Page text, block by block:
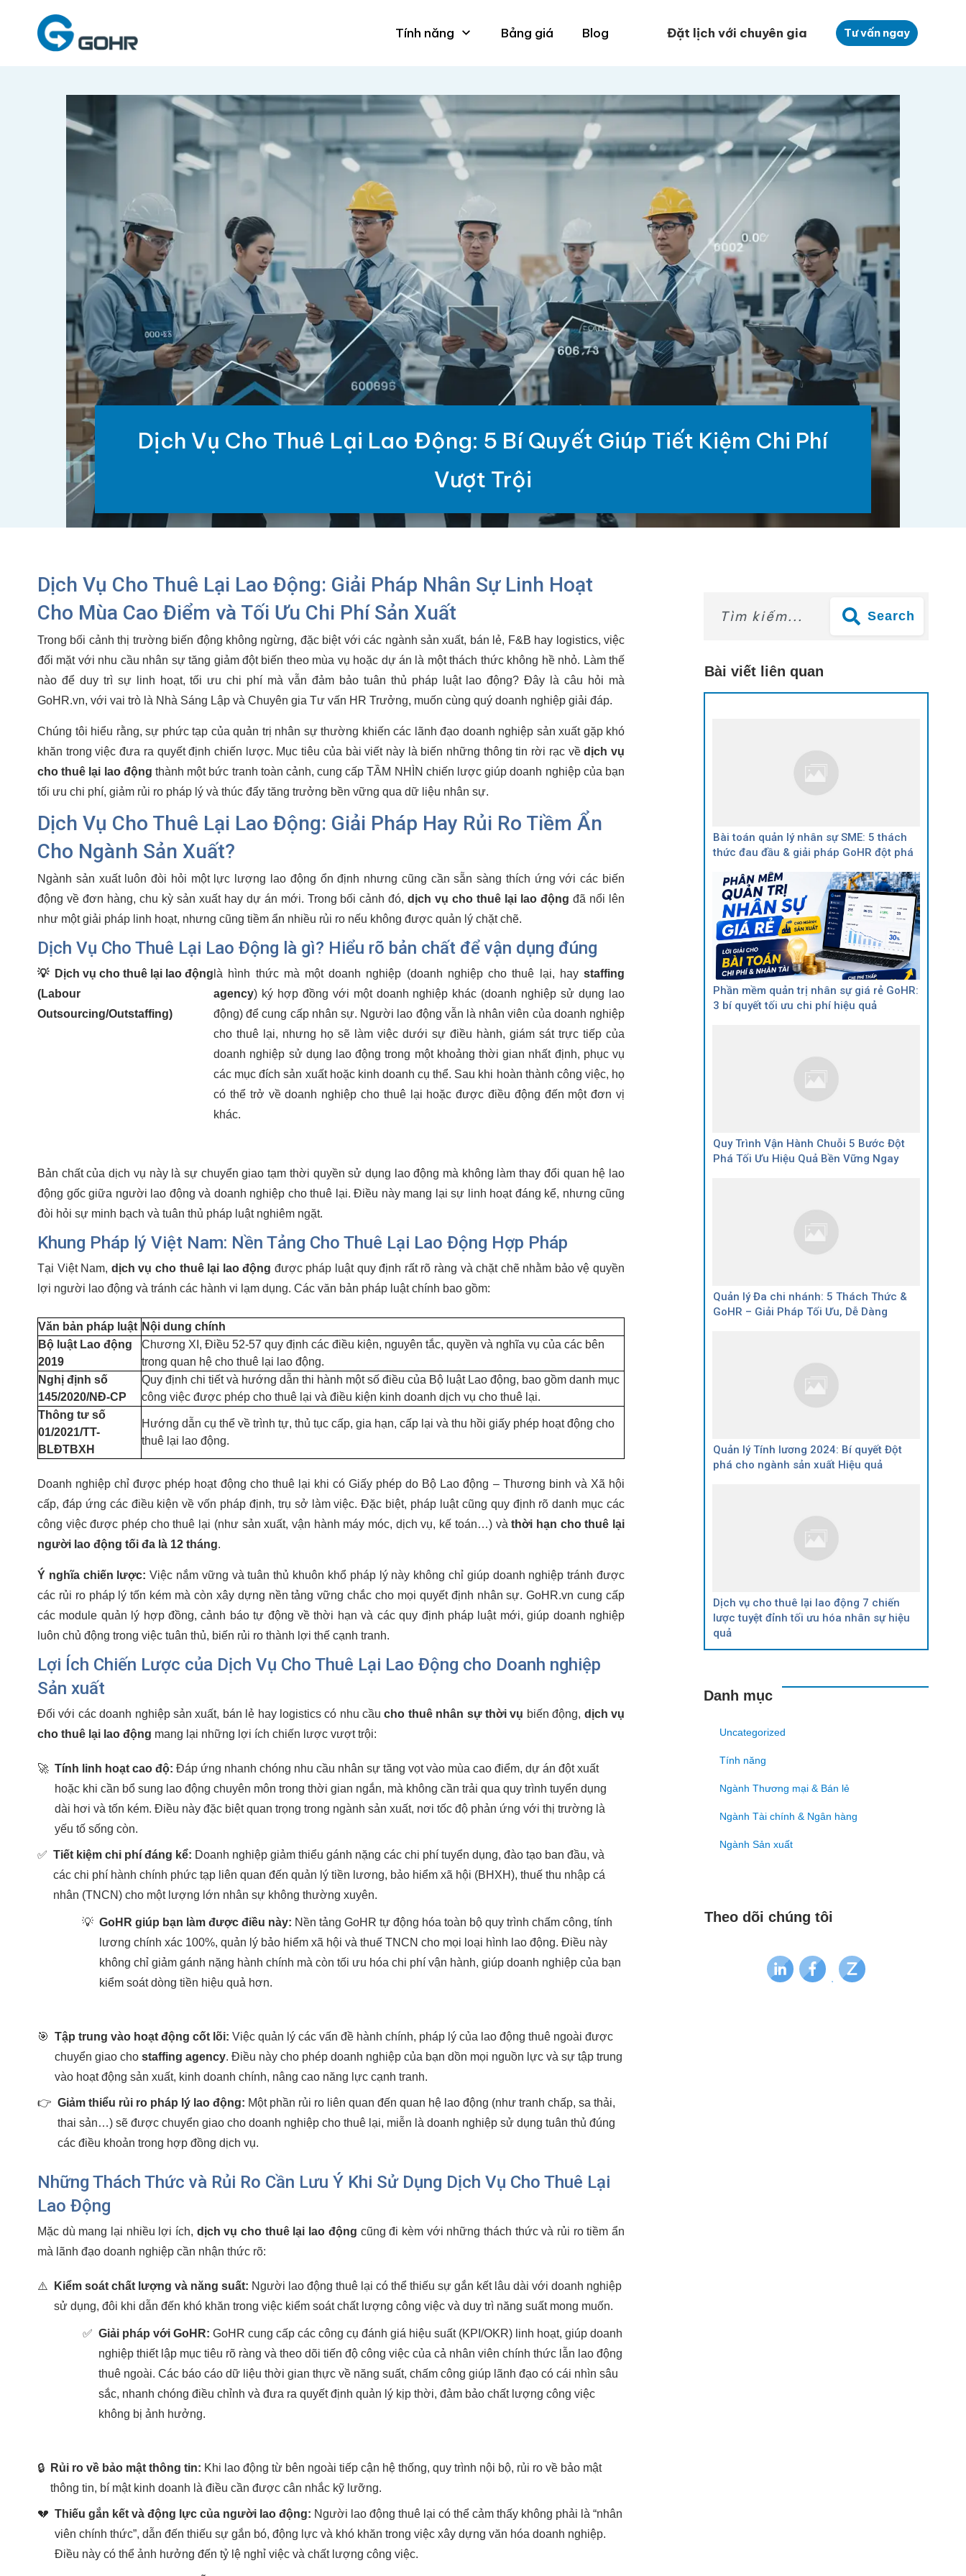
Tính năng Bảng giá Blog Đặt lịch với chuyên gia Tư vấn ngay
Dịch Vụ Cho Thuê Lại Lao Động: 5 Bí Quyết Giúp Tiết Kiệm Chi Phí
Vượt Trội
Dịch Vụ Cho Thuê Lại Lao Động: Giải Pháp Nhân Sự Linh Hoạt
Cho Mùa Cao Điểm và Tối Ưu Chi Phí Sản Xuất
Trong bối cảnh thị trường biến động không ngừng, đặc biệt với các ngành sản xuất, bán lẻ, F&B hay logistics, việc
đối mặt với nhu cầu nhân sự tăng giảm đột biến theo mùa vụ hoặc dự án là một thách thức không hề nhỏ. Làm thế
nào để duy trì sự linh hoạt, tối ưu chi phí mà vẫn đảm bảo tuân thủ pháp luật lao động? Đây là câu hỏi mà
GoHR.vn, với vai trò là Nhà Sáng Lập và Chuyên gia Tư vấn HR Trưởng, muốn cùng quý doanh nghiệp giải đáp.
Chúng tôi hiểu rằng, sự phức tạp của quản trị nhân sự thường khiến các lãnh đạo doanh nghiệp sản xuất gặp khó
khăn trong việc đưa ra quyết định chiến lược. Mục tiêu của bài viết này là biến những thông tin rời rạc vềdịch vụ
cho thuê lại lao động thành một bức tranh toàn cảnh, cung cấp TẦM NHÌN chiến lược giúp doanh nghiệp của bạn
tối ưu chi phí, giảm rủi ro pháp lý và thúc đẩy tăng trưởng bền vững qua dữ liệu nhân sự.
Dịch Vụ Cho Thuê Lại Lao Động: Giải Pháp Hay Rủi Ro Tiềm Ẩn
Cho Ngành Sản Xuất?
Ngành sản xuất luôn đòi hỏi một lực lượng lao động ổn định nhưng cũng cần sẵn sàng thích ứng với các biến
động về đơn hàng, chu kỳ sản xuất hay dự án mới. Trong bối cảnh đó,dịch vụ cho thuê lại lao động đã nổi lên
như một giải pháp linh hoạt, nhưng cũng tiềm ẩn nhiều rủi ro nếu không được quản lý chặt chẽ.
Dịch Vụ Cho Thuê Lại Lao Động là gì? Hiểu rõ bản chất để vận dụng đúng
💡
Dịch vụ cho thuê lại lao động
(Labour
Outsourcing/Outstaffing)
là hình thức mà một doanh nghiệp (doanh nghiệp cho thuê lại, hay staffing
agency) ký hợp đồng với một doanh nghiệp khác (doanh nghiệp sử dụng lao
động) để cung cấp nhân sự. Người lao động vẫn là nhân viên của doanh nghiệp
cho thuê lại, nhưng họ sẽ làm việc dưới sự điều hành, giám sát trực tiếp của
doanh nghiệp sử dụng lao động trong một khoảng thời gian nhất định, phục vụ
các mục đích sản xuất hoặc kinh doanh cụ thể. Sau khi hoàn thành công việc, họ
có thể trở về doanh nghiệp cho thuê lại hoặc được điều động đến một đơn vị
khác.
Bản chất của dịch vụ này là sự chuyển giao tạm thời quyền sử dụng lao động mà không làm thay đổi quan hệ lao
động gốc giữa người lao động và doanh nghiệp cho thuê lại. Điều này mang lại sự linh hoạt đáng kể, nhưng cũng
đòi hỏi sự minh bạch và tuân thủ pháp luật nghiêm ngặt.
Khung Pháp lý Việt Nam: Nền Tảng Cho Thuê Lại Lao Động Hợp Pháp
Tại Việt Nam, dịch vụ cho thuê lại lao động được pháp luật quy định rất rõ ràng và chặt chẽ nhằm bảo vệ quyền
lợi người lao động và tránh các hành vi lạm dụng. Các văn bản pháp luật chính bao gồm:
Văn bản pháp luật Nội dung chính
Bộ luật Lao động
2019
Chương XI, Điều 52-57 quy định các điều kiện, nguyên tắc, quyền và nghĩa vụ của các bên
trong quan hệ cho thuê lại lao động.
Nghị định số
145/2020/NĐ-CP
Quy định chi tiết và hướng dẫn thi hành một số điều của Bộ luật Lao động, bao gồm danh mục
công việc được phép cho thuê lại và điều kiện kinh doanh dịch vụ cho thuê lại.
Thông tư số
01/2021/TT-
BLĐTBXH
Hướng dẫn cụ thể về trình tự, thủ tục cấp, gia hạn, cấp lại và thu hồi giấy phép hoạt động cho
thuê lại lao động.
Doanh nghiệp chỉ được phép hoạt động cho thuê lại khi có Giấy phép do Bộ Lao động – Thương binh và Xã hội
cấp, đáp ứng các điều kiện về vốn pháp định, trụ sở làm việc. Đặc biệt, pháp luật cũng quy định rõ danh mục các
công việc được phép cho thuê lại (như sản xuất, vận hành máy móc, dịch vụ, kế toán…) vàthời hạn cho thuê lại
người lao động tối đa là 12 tháng.
Ý nghĩa chiến lược: Việc nắm vững và tuân thủ khuôn khổ pháp lý này không chỉ giúp doanh nghiệp tránh được
các rủi ro pháp lý tốn kém mà còn xây dựng nền tảng vững chắc cho mọi quyết định nhân sự. GoHR.vn cung cấp
các module quản lý hợp đồng, cảnh báo tự động về thời hạn và các quy định pháp luật mới, giúp doanh nghiệp
luôn chủ động trong việc tuân thủ, biến rủi ro thành lợi thế cạnh tranh.
Lợi Ích Chiến Lược của Dịch Vụ Cho Thuê Lại Lao Động cho Doanh nghiệp
Sản xuất
Đối với các doanh nghiệp sản xuất, bán lẻ hay logistics có nhu cầucho thuê nhân sự thời vụ biến động, dịch vụ
cho thuê lại lao động mang lại những lợi ích chiến lược vượt trội:
🚀 Tính linh hoạt cao độ: Đáp ứng nhanh chóng nhu cầu nhân sự tăng vọt vào mùa cao điểm, dự án đột xuất
hoặc khi cần bổ sung lao động chuyên môn trong thời gian ngắn, mà không cần trải qua quy trình tuyển dụng
dài hơi và tốn kém. Điều này đặc biệt quan trọng trong ngành sản xuất, nơi tốc độ phản ứng với thị trường là
yếu tố sống còn.
✅ Tiết kiệm chi phí đáng kể: Doanh nghiệp giảm thiểu gánh nặng các chi phí tuyển dụng, đào tạo ban đầu, và
các chi phí hành chính phức tạp liên quan đến quản lý tiền lương, bảo hiểm xã hội (BHXH), thuế thu nhập cá
nhân (TNCN) cho một lượng lớn nhân sự không thường xuyên.
💡 GoHR giúp bạn làm được điều này: Nền tảng GoHR tự động hóa toàn bộ quy trình chấm công, tính
lương chính xác 100%, quản lý bảo hiểm xã hội và thuế TNCN cho mọi loại hình lao động. Điều này
không chỉ giảm gánh nặng hành chính mà còn tối ưu hóa chi phí vận hành, giúp doanh nghiệp của bạn
kiểm soát dòng tiền hiệu quả hơn.
🎯 Tập trung vào hoạt động cốt lõi: Việc quản lý các vấn đề hành chính, pháp lý của lao động thuê ngoài được
chuyển giao cho staffing agency. Điều này cho phép doanh nghiệp của bạn dồn mọi nguồn lực và sự tập trung
vào hoạt động sản xuất, kinh doanh chính, nâng cao năng lực cạnh tranh.
👉 Giảm thiểu rủi ro pháp lý lao động: Một phần rủi ro liên quan đến quan hệ lao động (như tranh chấp, sa thải,
thai sản…) sẽ được chuyển giao cho doanh nghiệp cho thuê lại, miễn là doanh nghiệp sử dụng tuân thủ đúng
các điều khoản trong hợp đồng dịch vụ.
Những Thách Thức và Rủi Ro Cần Lưu Ý Khi Sử Dụng Dịch Vụ Cho Thuê Lại
Lao Động
Mặc dù mang lại nhiều lợi ích, dịch vụ cho thuê lại lao động cũng đi kèm với những thách thức và rủi ro tiềm ẩn
mà lãnh đạo doanh nghiệp cần nhận thức rõ:
⚠️ Kiểm soát chất lượng và năng suất: Người lao động thuê lại có thể thiếu sự gắn kết lâu dài với doanh nghiệp
sử dụng, đôi khi dẫn đến khó khăn trong việc kiểm soát chất lượng công việc và duy trì năng suất mong muốn.
✅ Giải pháp với GoHR: GoHR cung cấp các công cụ đánh giá hiệu suất (KPI/OKR) linh hoạt, giúp doanh
nghiệp thiết lập mục tiêu rõ ràng và theo dõi tiến độ công việc của cả nhân viên chính thức lẫn lao động
thuê ngoài. Các báo cáo dữ liệu thời gian thực về năng suất, chấm công giúp lãnh đạo có cái nhìn sâu
sắc, nhanh chóng điều chỉnh và đưa ra quyết định quản lý kịp thời, đảm bảo chất lượng công việc
không bị ảnh hưởng.
🔒 Rủi ro về bảo mật thông tin: Khi lao động từ bên ngoài tiếp cận hệ thống, quy trình nội bộ, rủi ro về bảo mật
thông tin, bí mật kinh doanh là điều cần được cân nhắc kỹ lưỡng.
💔 Thiếu gắn kết và động lực của người lao động: Người lao động thuê lại có thể cảm thấy không phải là “nhân
viên chính thức”, dẫn đến thiếu sự gắn bó, động lực và khó khăn trong việc xây dựng văn hóa doanh nghiệp.
Điều này có thể ảnh hưởng đến tỷ lệ nghỉ việc và chất lượng công việc.
Search
Bài viết liên quan
Bài toán quản lý nhân sự SME: 5 thách
thức đau đầu & giải pháp GoHR đột phá
Phần mềm quản trị nhân sự giá rẻ GoHR:
3 bí quyết tối ưu chi phí hiệu quả
Quy Trình Vận Hành Chuỗi 5 Bước Đột
Phá Tối Ưu Hiệu Quả Bền Vững Ngay
Quản lý Đa chi nhánh: 5 Thách Thức &
GoHR – Giải Pháp Tối Ưu, Dễ Dàng
Quản lý Tính lương 2024: Bí quyết Đột
phá cho ngành sản xuất Hiệu quả
Dịch vụ cho thuê lại lao động 7 chiến
lược tuyệt đỉnh tối ưu hóa nhân sự hiệu
quả
Danh mục
Uncategorized
Tính năng
Ngành Thương mại & Bán lẻ
Ngành Tài chính & Ngân hàng
Ngành Sản xuất
Theo dõi chúng tôi